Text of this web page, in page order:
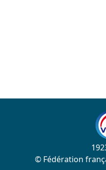
© Fédération